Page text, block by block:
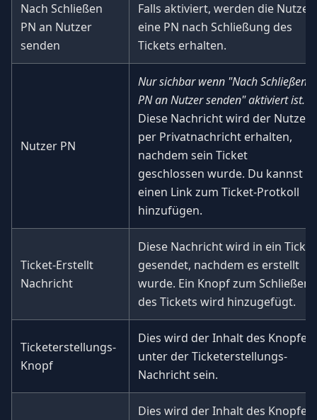
Nach Schließen
PN an Nutzer
senden
Falls aktiviert, werden die Nutzer
eine PN nach Schließung des
Tickets erhalten.
Nutzer PN
Nur sichbar wenn "Nach Schließen
PN an Nutzer senden" aktiviert ist.
Diese Nachricht wird der Nutzer
per Privatnachricht erhalten,
nachdem sein Ticket
geschlossen wurde. Du kannst
einen Link zum Ticket-Protkoll
hinzufügen.
Ticket-Erstellt
Nachricht
Diese Nachricht wird in ein Ticket
gesendet, nachdem es erstellt
wurde. Ein Knopf zum Schließen
des Tickets wird hinzugefügt.
Ticketerstellungs-
Knopf
Dies wird der Inhalt des Knopfes
unter der Ticketerstellungs-
Nachricht sein.
Dies wird der Inhalt des Knopfes